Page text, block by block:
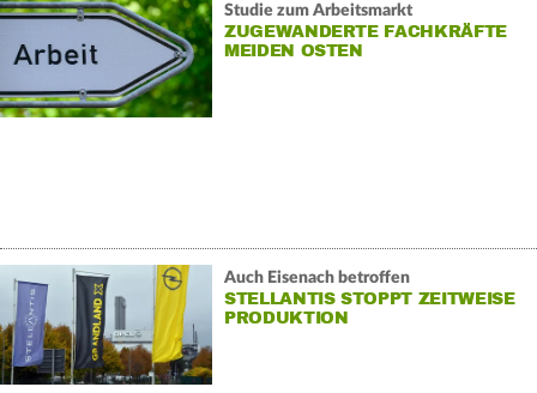
Studie zum Arbeitsmarkt
ZUGEWANDERTE FACHKRÄFTE
MEIDEN OSTEN
Auch Eisenach betroffen
STELLANTIS STOPPT ZEITWEISE
PRODUKTION